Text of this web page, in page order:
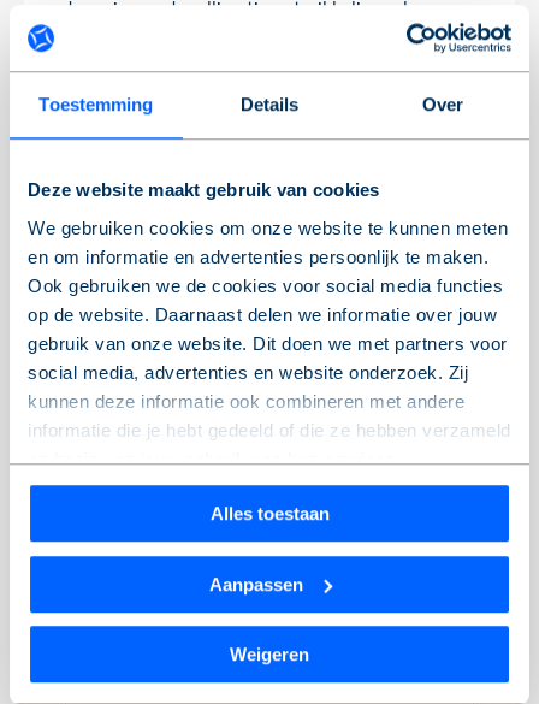
Toestemming Details Over
Deze website maakt gebruik van cookies
We gebruiken cookies om onze website te kunnen meten
en om informatie en advertenties persoonlijk te maken.
Ook gebruiken we de cookies voor social media functies
op de website. Daarnaast delen we informatie over jouw
gebruik van onze website. Dit doen we met partners voor
social media, advertenties en website onderzoek. Zij
kunnen deze informatie ook combineren met andere
informatie die je hebt gedeeld of die ze hebben verzameld
op basis van jouw gebruik van hun services.
Wil je je keuze aanpassen of je toestemming intrekken?
Dat kan op elk moment via de link ‘cookieverklaring’
We werken samen met1 derdedie uw gegevens kunnen
ontvangen en verwerken.
Alles toestaan
Aanpassen
Weigeren
domeinen: de-alliantieontwikkeling.nl
Cookieverklaring laatst bijgewerkt op
27/07/2026 door Cookiebot
Noodzakelijk (4)
Noodzakelijke cookies zijn nodig om de
website goed te kunnen gebruiken. Ze
zorgen ervoor dat de basis van de website
juist werkt, zoals de navigatie en de
werkt de website niet zoals het hoort.
Naam Aanbieder Doel
Maximale
ore.Antifo
alliantieo
ntwikkelin
g.nl
Request Forgery
(CSRF) -aanvallen
te voorkomen.